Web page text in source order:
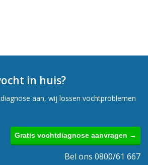
in huis?
aan, wij lossen vochtproblemen
Gratis vochtdiagnose aanvragen →
Bel ons 0800/61 667